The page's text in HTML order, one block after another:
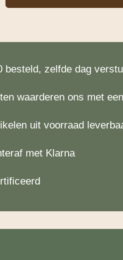
besteld, zelfde dag
waarderen ons met
uit voorraad
met Klarna